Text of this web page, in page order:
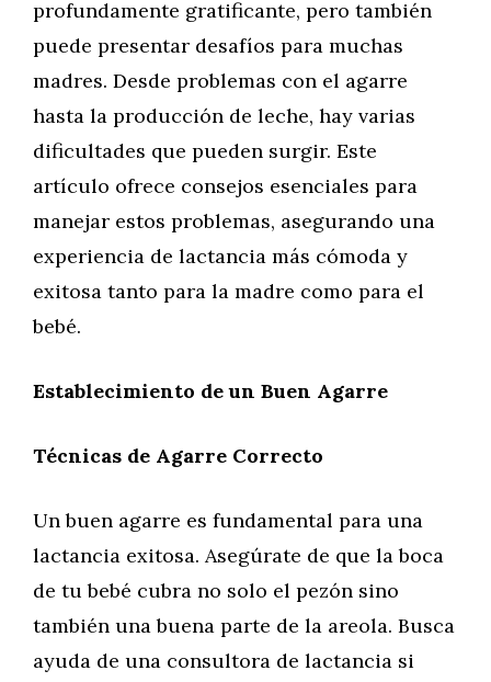
profundamente gratificante, pero también
puede presentar desafíos para muchas
madres. Desde problemas con el agarre
hasta la producción de leche, hay varias
dificultades que pueden surgir. Este
artículo ofrece consejos esenciales para
manejar estos problemas, asegurando una
experiencia de lactancia más cómoda y
exitosa tanto para la madre como para el
bebé.
Establecimiento de un Buen Agarre
Técnicas de Agarre Correcto
Un buen agarre es fundamental para una
lactancia exitosa. Asegúrate de que la boca
de tu bebé cubra no solo el pezón sino
también una buena parte de la areola. Busca
ayuda de una consultora de lactancia si